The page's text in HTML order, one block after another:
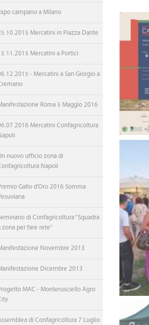
MERCATINI CONFAGRICOLTURA
100 ANNI DI CONFAGRICOLTURA
CONVENZIONI
GAL TERRA PROTETTA
GAL VESUVIO VERDE
INTERNAZIONALIZZAZIONE
campano a Milano
Mercatini in Piazza Dante
Mercatini a Portici
- Mercatini a San Giorgio a
Roma 5 Maggio 2016
Mercatini Confagricoltura
nuovo ufficio zona di
Napoli
Gallo d'Oro 2016 Somma
di Confagricoltura “Squadra
zona per fare rete”
Novembre 2013
Dicembre 2013
MAC - Monterusciello Agro
di Confagricoltura 7 Luglio